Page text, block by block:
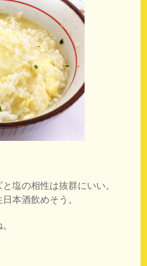
塩の相性は抜群にいい。
本酒飲めそう。